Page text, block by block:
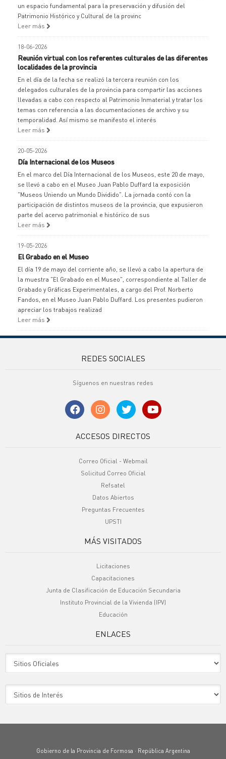
un espacio fundamental para la preservación y difusión del
Patrimonio Histórico y Cultural de la provinc
Leer más
18-06-2026
Reunión virtual con los referentes culturales de las diferentes
localidades de la provincia
En el día de la fecha se realizó la tercera reunión con los
delegados culturales de la provincia para compartir las acciones
llevadas a cabo con respecto al Patrimonio Inmaterial y tratar los
temas con referencia a las documentaciones de archivo y su
temporalidad. Así mismo se manifesto el interés
Leer más
20-05-2026
Día Internacional de los Museos
En el marco del Día Internacional de los Museos, este 20 de mayo,
se llevó a cabo en el Museo Juan Pablo Duffard la exposición
"Museos Uniendo un Mundo Dividido". La jornada contó con la
participación de distintos museos de la provincia, que expusieron
parte del acervo patrimonial e histórico de sus
Leer más
19-05-2026
El Grabado en el Museo
El día 19 de mayo del corriente año, se llevó a cabo la apertura de
la muestra "El Grabado en el Museo", correspondiente al Taller de
Grabado y Gráficas Experimentales, a cargo del Prof. Norberto
Fandos, en el Museo Juan Pablo Duffard. Los presentes pudieron
apreciar los trabajos realizad
Leer más
REDES SOCIALES
Síguenos en nuestras redes
ACCESOS DIRECTOS
Correo Oficial - Webmail
Solicitud Correo Oficial
Refsatel
Datos Abiertos
Preguntas Frecuentes
UPSTI
MÁS VISITADOS
Licitaciones
Capacitaciones
Junta de Clasificación de Educación Secundaria
Instituto Provincial de la Vivienda (IPV)
Educación
ENLACES
Gobierno de la Provincia de Formosa · República Argentina